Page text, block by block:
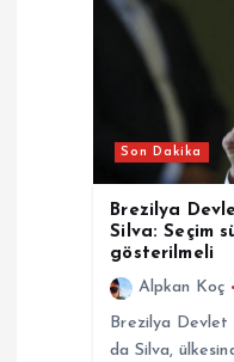
Son Dakika
Brezilya
Silva: Seçim
gösterilmeli
Alpkan Koç
Brezilya Devlet
da Silva,